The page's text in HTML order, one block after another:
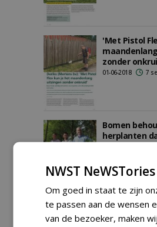
'Met Pistol
zonder
01-06-2018 7
Bomen
herplanten
Zaailingen
- mag het iets
NWST
Om goed in staat te zijn
te passen aan de wensen
van de bezoeker, maken